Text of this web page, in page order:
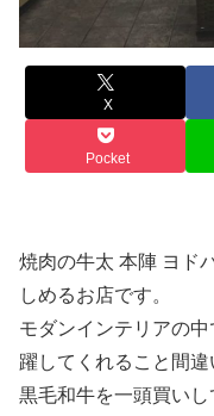
X
Pocket
焼肉の牛太 本陣 ヨド
しめるお店です。
モダンインテリアの
躍してくれること間違
黒毛和牛を一頭買い